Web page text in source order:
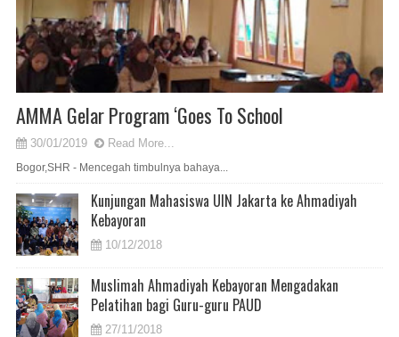
AMMA Gelar Program ‘Goes To School
30/01/2019 Read More...
Bogor,SHR - Mencegah timbulnya bahaya...
Kunjungan Mahasiswa UIN Jakarta ke Ahmadiyah
Kebayoran
10/12/2018
Muslimah Ahmadiyah Kebayoran Mengadakan
Pelatihan bagi Guru-guru PAUD
27/11/2018